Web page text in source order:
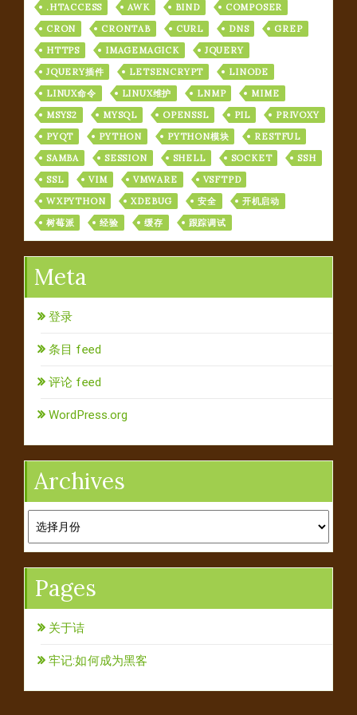
.HTACCESS AWK BIND
COMPOSER
CRON
CRONTAB CURL DNS
GREP
HTTPS
IMAGEMAGICK
JQUERY
JQUERY插件
LETSENCRYPT
LINODE
LINUX命令
LINUX维护 LNMP
MIME
MSYS2
MYSQL OPENSSL PIL
PRIVOXY
PYQT
PYTHON PYTHON模块
RESTFUL
SAMBA
SESSION SHELL SOCKET
SSH
SSL
VIM VMWARE
VSFTPD
WXPYTHON
XDEBUG 安全
开机启动
树莓派
经验 缓存 跟踪调试
Meta
登录
条目 feed
评论 feed
WordPress.org
Archives
Pages
关于诘
牢记:如何成为黑客